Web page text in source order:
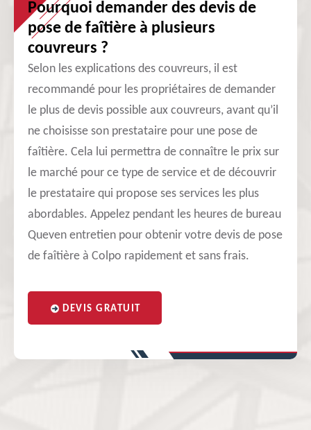
Pourquoi demander des devis de
pose de faîtière à plusieurs
couvreurs ?
Selon les explications des couvreurs, il est
recommandé pour les propriétaires de demander
le plus de devis possible aux couvreurs, avant qu’il
ne choisisse son prestataire pour une pose de
faîtière. Cela lui permettra de connaître le prix sur
le marché pour ce type de service et de découvrir
le prestataire qui propose ses services les plus
abordables. Appelez pendant les heures de bureau
Queven entretien pour obtenir votre devis de pose
de faîtière à Colpo rapidement et sans frais.
DEVIS GRATUIT